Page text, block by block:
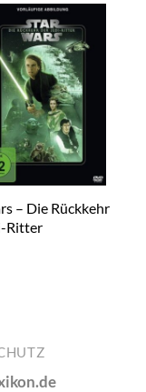
– Die Rückkehr
Ritter